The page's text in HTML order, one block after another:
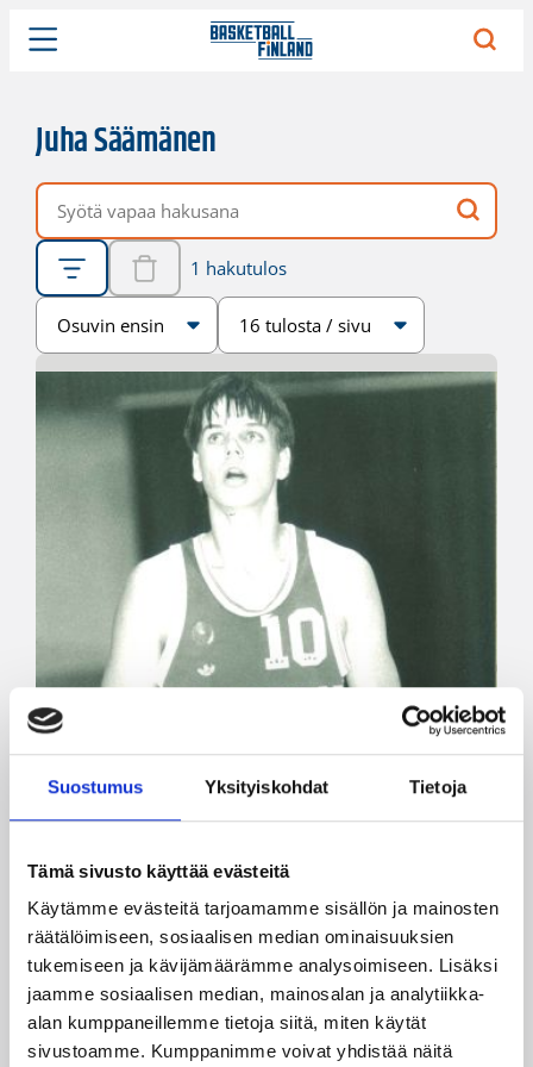
Suostumus Yksityiskohdat Tietoja
Tämä sivusto käyttää evästeitä
Käytämme evästeitä tarjoamamme sisällön ja mainosten
räätälöimiseen, sosiaalisen median ominaisuuksien
tukemiseen ja kävijämäärämme analysoimiseen. Lisäksi
jaamme sosiaalisen median, mainosalan ja analytiikka-
alan kumppaneillemme tietoja siitä, miten käytät
sivustoamme. Kumppanimme voivat yhdistää näitä
Juha Säämänen
Vapaa hakusana
1 hakutulos
Järjestys
Sivukoko
Maajoukkue 15.07.2016 20:00